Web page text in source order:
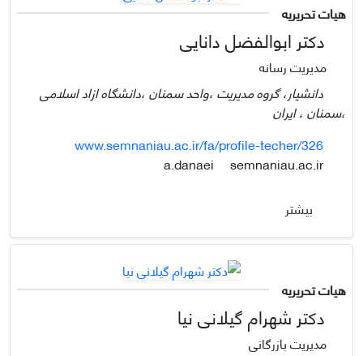
هیات تحریریه
دکتر ابوالفضل دانایی
مدیریت رسانه
دانشیار، گروه مدیریت ،واحد سمنان ،دانشگاه ازاد اسلامی
،سمنان ، ایران
www.semnaniau.ac.ir/fa/profile-techer/326
a.danaei
semnaniau.ac.ir
بیشتر
هیات تحریریه
دکتر شهرام گیلانی نیا
مدیریت بازرگانی